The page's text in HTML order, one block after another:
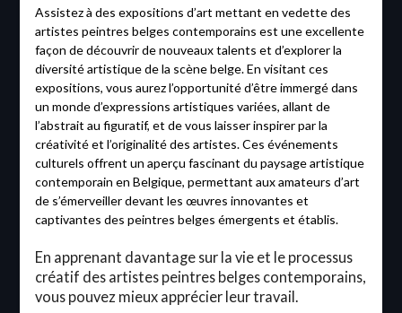
Assistez à des expositions d’art mettant en vedette des
artistes peintres belges contemporains est une excellente
façon de découvrir de nouveaux talents et d’explorer la
diversité artistique de la scène belge. En visitant ces
expositions, vous aurez l’opportunité d’être immergé dans
un monde d’expressions artistiques variées, allant de
l’abstrait au figuratif, et de vous laisser inspirer par la
créativité et l’originalité des artistes. Ces événements
culturels offrent un aperçu fascinant du paysage artistique
contemporain en Belgique, permettant aux amateurs d’art
de s’émerveiller devant les œuvres innovantes et
captivantes des peintres belges émergents et établis.
En apprenant davantage sur la vie et le processus
créatif des artistes peintres belges contemporains,
vous pouvez mieux apprécier leur travail.